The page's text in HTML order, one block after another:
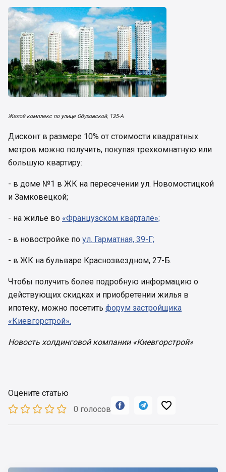
Жилой комплекс по улице Обуховской, 135-А
Дисконт в размере 10% от стоимости квадратных
метров можно получить, покупая трехкомнатную или
большую квартиру:
- в доме №1 в ЖК на пересечении ул. Новомостицкой
и Замковецкой;
- на жилье во «Французском квартале»;
- в новостройке по ул. Гарматная, 39-Г;
- в ЖК на бульваре Краснозвездном, 27-Б.
Чтобы получить более подробную информацию о
действующих скидках и приобретении жилья в
ипотеку, можно посетить форум застройщика
«Киевгорстрой».
Новость холдинговой компании «Киевгорстрой»
Оцените статью
0 голосов
  